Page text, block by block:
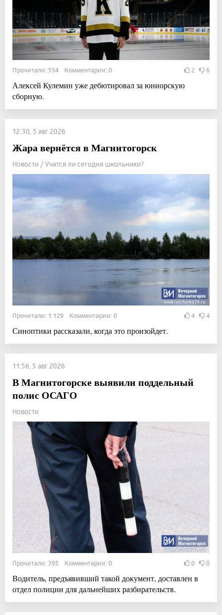
Прочитали: 554 Комментарии: 0 2 6
Алексей Кулемин уже дебютировал за юниорскую
сборную.
12:30, 5 авг 2026
Жара вернётся в Магнитогорск
Новости / Учатся ли сегодня школьники?
Прочитали: 1 129 Комментарии: 0 4 4
Синоптики рассказали, когда это произойдет.
11:56, 5 авг 2026
В Магнитогорске выявили поддельный
полис ОСАГО
Новости
Прочитали: 395 Комментарии: 0 0 0
Водитель, предъявивший такой документ, доставлен в
отдел полиции для дальнейших разбирательств.